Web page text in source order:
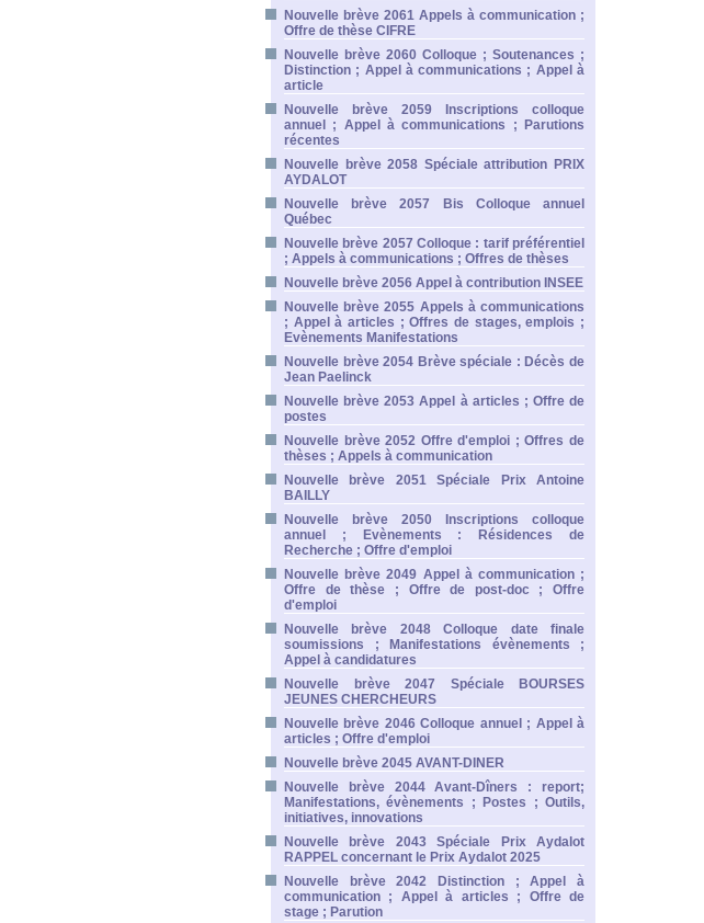
Nouvelle brève 2061 Appels à communication ;
Offre de thèse CIFRE
Nouvelle brève 2060 Colloque ; Soutenances ;
Distinction ; Appel à communications ; Appel à
article
Nouvelle brève 2059 Inscriptions colloque
annuel ; Appel à communications ; Parutions
récentes
Nouvelle brève 2058 Spéciale attribution PRIX
AYDALOT
Nouvelle brève 2057 Bis Colloque annuel
Québec
Nouvelle brève 2057 Colloque : tarif préférentiel
; Appels à communications ; Offres de thèses
Nouvelle brève 2056 Appel à contribution INSEE
Nouvelle brève 2055 Appels à communications
; Appel à articles ; Offres de stages, emplois ;
Evènements Manifestations
Nouvelle brève 2054 Brève spéciale : Décès de
Jean Paelinck
Nouvelle brève 2053 Appel à articles ; Offre de
postes
Nouvelle brève 2052 Offre d'emploi ; Offres de
thèses ; Appels à communication
Nouvelle brève 2051 Spéciale Prix Antoine
BAILLY
Nouvelle brève 2050 Inscriptions colloque
annuel ; Evènements : Résidences de
Recherche ; Offre d'emploi
Nouvelle brève 2049 Appel à communication ;
Offre de thèse ; Offre de post-doc ; Offre
d'emploi
Nouvelle brève 2048 Colloque date finale
soumissions ; Manifestations évènements ;
Appel à candidatures
Nouvelle brève 2047 Spéciale BOURSES
JEUNES CHERCHEURS
Nouvelle brève 2046 Colloque annuel ; Appel à
articles ; Offre d'emploi
Nouvelle brève 2045 AVANT-DINER
Nouvelle brève 2044 Avant-Dîners : report;
Manifestations, évènements ; Postes ; Outils,
initiatives, innovations
Nouvelle brève 2043 Spéciale Prix Aydalot
RAPPEL concernant le Prix Aydalot 2025
Nouvelle brève 2042 Distinction ; Appel à
communication ; Appel à articles ; Offre de
stage ; Parution